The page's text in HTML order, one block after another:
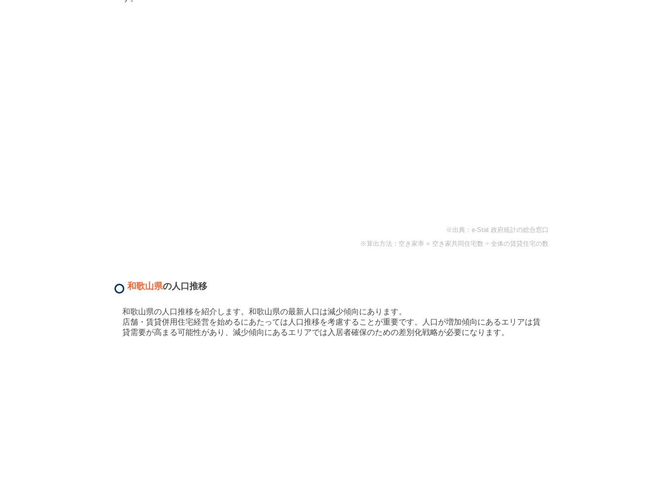
※出典：e-Stat 政府統計の総合窓口
※算出方法：空き家率 = 空き家共同住宅数 ÷ 全体の賃貸住宅の数
和歌山県の人口推移
和歌山県の人口推移を紹介します。 和歌山県の最新人口は減少傾向にあります。
店舗・賃貸併用住宅経営を始めるにあたっては人口推移を考慮することが重要です。人口が増加傾向にあるエリアは賃
貸需要が高まる可能性があり、減少傾向にあるエリアでは入居者確保のための差別化戦略が必要になります。